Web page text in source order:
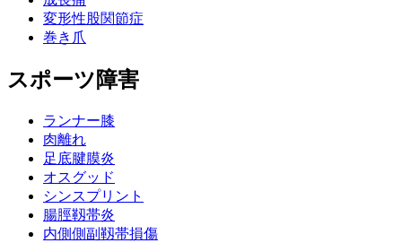
変形性股関節症
巻き爪
スポーツ障害
ランナー膝
肉離れ
足底腱膜炎
オスグッド
シンスプリント
腸脛靱帯炎
内側側副靱帯損傷